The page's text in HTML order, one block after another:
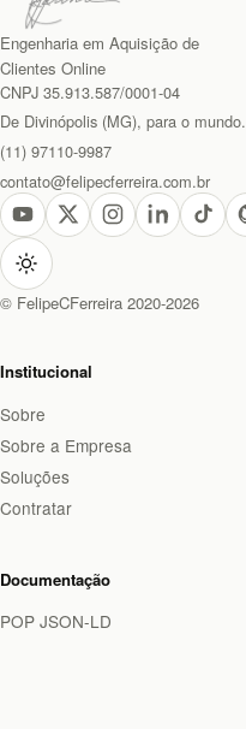
Engenharia em Aquisição de
Clientes Online
CNPJ 35.913.587/0001-04
De Divinópolis (MG), para o mundo.
(11) 97110-9987
contato@felipecferreira.com.br
© FelipeCFerreira 2020-2026
Institucional
Sobre
Sobre a Empresa
Soluções
Contratar
Documentação
POP JSON-LD